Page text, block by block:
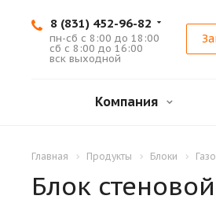
8 (831) 452-96-82
пн-сб с 8:00 до 18:00
сб с 8:00 до 16:00
вск выходной
Компания
Главная Продукты Блоки
Блок